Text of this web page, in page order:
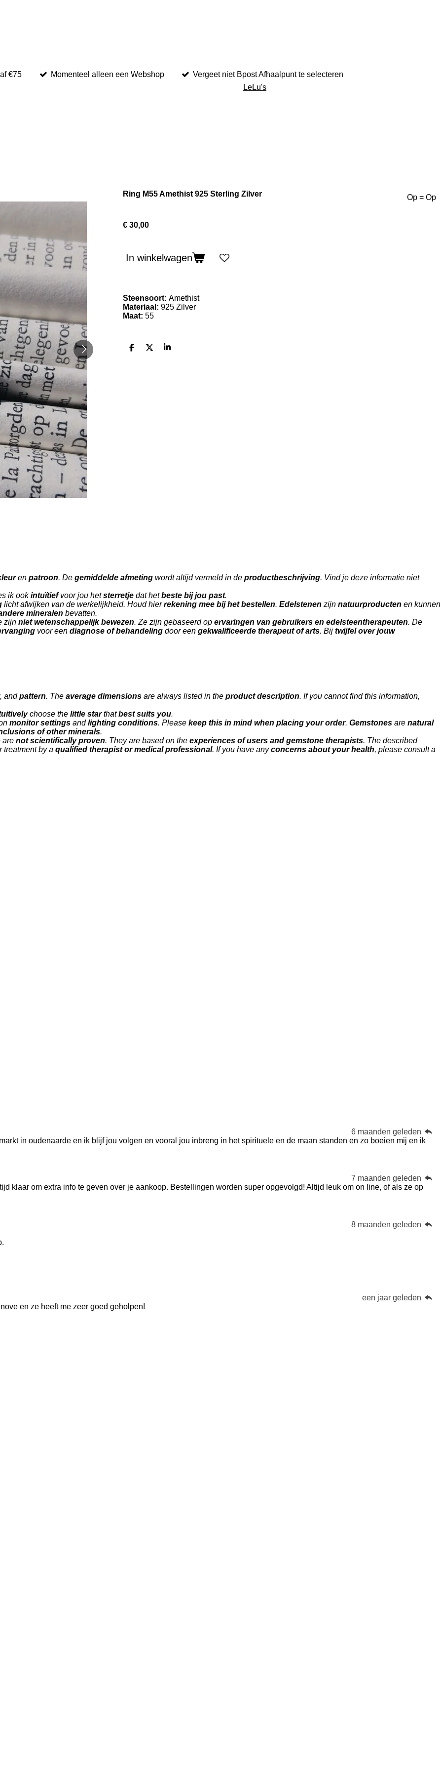
€75 Momenteel alleen een Webshop
Vergeet niet Bpost Afhaalpunt te selecteren
LeLu's
Ring M55 Amethist 925 Sterling Zilver Op = Op
€ 30,00
In winkelwagen
Steensoort: Amethist
Materiaal: 925 Zilver
Maat: 55
D
D
S
en patroon. De gemiddelde afmeting wordt altijd vermeld in de productbeschrijving. Vind je deze informatie niet
ik ookintuïtiefvoor jou hetsterretje dat hetbeste bij jou past.
licht afwijken van de werkelijkheid. Houd hierrekening mee bij het bestellen. Edelstenen zijn natuurproducten en kunnen
mineralen bevatten.
zijn niet wetenschappelijk bewezen. Ze zijn gebaseerd op ervaringen van gebruikers en edelsteentherapeuten. De
voor een diagnose of behandeling door een gekwalificeerde therapeut of arts. Bij twijfel over jouw
, andpattern. The average dimensions are always listed in the product description. If you cannot find this information,
choose the little starthatbest suits you.
monitor settings andlighting conditions. Please keep this in mind when placing your order. Gemstones are natural
of other minerals.
are not scientifically proven. They are based on the experiences of users and gemstone therapists. The described
treatment by a qualified therapist or medical professional. If you have anyconcerns about your health, please consult a
6 maanden geleden
in oudenaarde en ik blijf jou volgen en vooral jou inbreng in het spirituele en de maan standen en zo boeien mij en ik
7 maanden geleden
klaar om extra info te geven over je aankoop. Bestellingen worden super opgevolgd! Altijd leuk om on line, of als ze op
8 maanden geleden
een jaar geleden
en ze heeft me zeer goed geholpen!